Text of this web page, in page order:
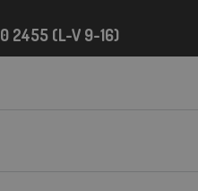
2455 (L-V 9-16)